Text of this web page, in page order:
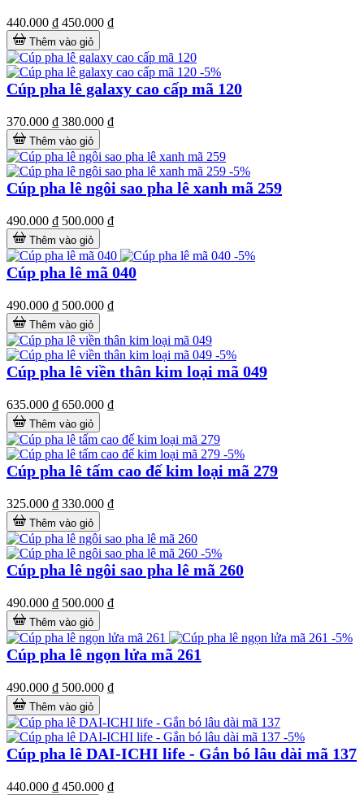
440.000 ₫ 450.000 ₫
Thêm vào giỏ
-5%
Cúp pha lê galaxy cao cấp mã 120
370.000 ₫ 380.000 ₫
Thêm vào giỏ
-5%
Cúp pha lê ngôi sao pha lê xanh mã 259
490.000 ₫ 500.000 ₫
Thêm vào giỏ
-5%
Cúp pha lê mã 040
490.000 ₫ 500.000 ₫
Thêm vào giỏ
-5%
Cúp pha lê viền thân kim loại mã 049
635.000 ₫ 650.000 ₫
Thêm vào giỏ
-5%
Cúp pha lê tấm cao đế kim loại mã 279
325.000 ₫ 330.000 ₫
Thêm vào giỏ
-5%
Cúp pha lê ngôi sao pha lê mã 260
490.000 ₫ 500.000 ₫
Thêm vào giỏ
-5%
Cúp pha lê ngọn lửa mã 261
490.000 ₫ 500.000 ₫
Thêm vào giỏ
-5%
Cúp pha lê DAI-ICHI life - Gắn bó lâu dài mã 137
440.000 ₫ 450.000 ₫